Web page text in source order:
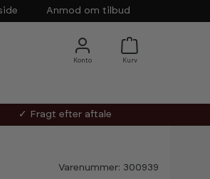
Anmod om tilbud
✓ Fragt efter aftale
Varenummer: 300939